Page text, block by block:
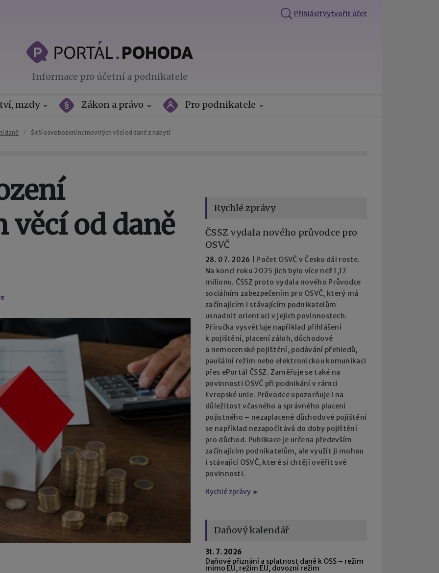
PřihlásitVytvořit účet
Informace pro účetní a podnikatele
mzdy Zákon a právo Pro podnikatele
daně Širší osvobození nemovitých věcí od daně z nabytí
od daně
Rychlé zprávy
ČSSZ vydala nového průvodce pro
OSVČ
28. 07. 2026
Počet OSVČ v Česku dál roste.
Na konci roku 2025 jich bylo více než 1,17
milionu. ČSSZ proto vydala nového Průvodce
sociálním zabezpečením pro OSVČ, který má
začínajícím i stávajícím podnikatelům
usnadnit orientaci v jejich povinnostech.
Příručka vysvětluje například přihlášení
k pojištění, placení záloh, důchodové
a nemocenské pojištění, podávání přehledů,
paušální režim nebo elektronickou komunikaci
přes ePortál ČSSZ. Zaměřuje se také na
povinnosti OSVČ při podnikání v rámci
Evropské unie. Průvodce upozorňuje i na
důležitost včasného a správného placení
pojistného – nezaplacené důchodové pojištění
se například nezapočítává do doby pojištění
pro důchod. Publikace je určena především
začínajícím podnikatelům, ale využít ji mohou
i stávající OSVČ, které si chtějí ověřit své
povinnosti.
Rychlé zprávy ►
Daňový kalendář
31. 7. 2026
Daňové přiznání a splatnost daně k OSS – režim
mimo EU, režim EU, dovozní režim